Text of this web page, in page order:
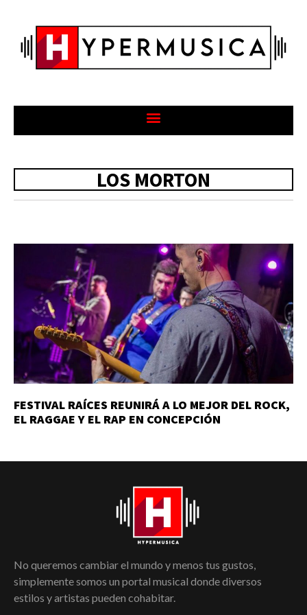
LOS MORTON
FESTIVAL RAÍCES REUNIRÁ A LO MEJOR DEL ROCK,
EL RAGGAE Y EL RAP EN CONCEPCIÓN
No queremos cambiar el mundo y menos tus gustos,
simplemente somos un portal musical donde diversos
estilos y artistas pueden cohabitar.